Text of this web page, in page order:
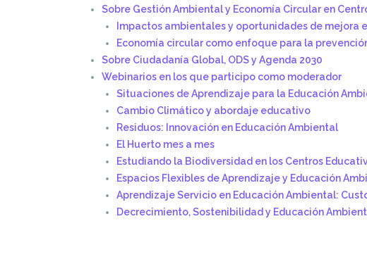
Sobre Gestión Ambiental y Economía Circular en
Impactos ambientales y oportunidades de mejora
Economía circular como enfoque para la
Sobre Ciudadanía Global, ODS y Agenda 2030
Webinarios en los que participo como moderador
Situaciones de Aprendizaje para la Educación
Cambio Climático y abordaje educativo
Residuos: Innovación en Educación Ambiental
El Huerto mes a mes
Estudiando la Biodiversidad en los Centros
Espacios Flexibles de Aprendizaje y Educación
Aprendizaje Servicio en Educación Ambiental:
Decrecimiento, Sostenibilidad y Educación